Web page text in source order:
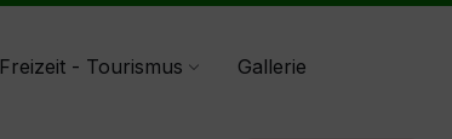
Freizeit - Tourismus
Gallerie